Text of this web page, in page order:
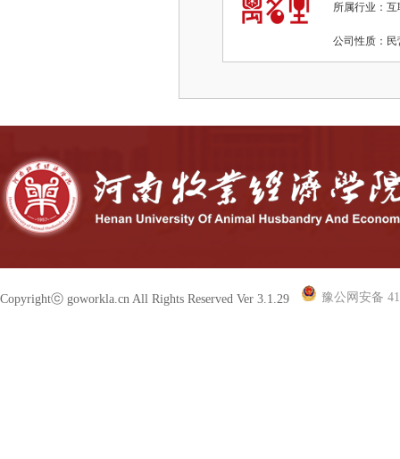
所属行业：
公司性质
Copyrightⓒ goworkla.cn All Rights Reserved Ver 3.1.29 豫公网安备